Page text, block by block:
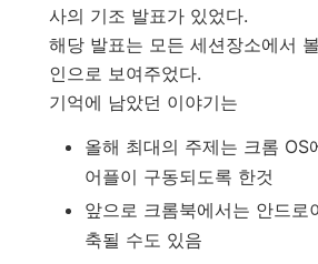
사의 기조 발표가 있었다.
해당 발표는 모든 세션장소에서
인으로 보여주었다.
기억에 남았던 이야기는
올해 최대의 주제는 크롬 OS
어플이 구동되도록 한것
앞으로 크롬북에서는 안드로
축될 수도 있음